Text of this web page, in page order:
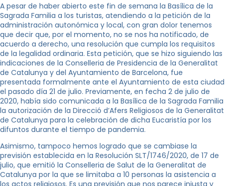
A pesar de haber abierto este fin de semana la Basílica de la
Sagrada Familia a los turistas, atendiendo a la petición de la
administración autonómica y local, con gran dolor tenemos
que decir que, por el momento, no se nos ha notificado, de
acuerdo a derecho, una resolución que cumpla los requisitos
de la legalidad ordinaria. Esta petición, que se hizo siguiendo las
indicaciones de la Conselleria de Presidencia de la Generalitat
de Catalunya y del Ayuntamiento de Barcelona, fue
presentada formalmente ante el Ayuntamiento de esta ciudad
el pasado día 21 de julio. Previamente, en fecha 2 de julio de
2020, había sido comunicada a la Basílica de la Sagrada Familia
la autorización de la Direcció d’Afers Religiosos de la Generalitat
de Catalunya para la celebración de dicha Eucaristía por los
difuntos durante el tiempo de pandemia.
Asimismo, tampoco hemos logrado que se cambiase la
previsión establecida en la Resolución SLT/1746/2020, de 17 de
julio, que emitió la Conselleria de Salut de la Generalitat de
Catalunya por la que se limitaba a 10 personas la asistencia a
los actos religiosos. Es una previsión que nos parece injusta y